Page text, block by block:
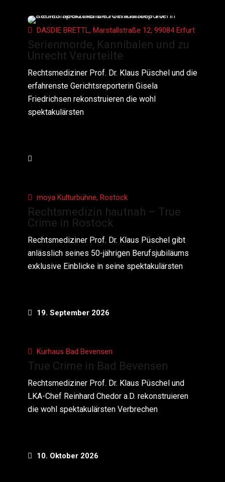
DASDIE BRETTL, Marstallstraße 12, 99084 Erfurt
Serienmorde, Kannibalen und zu
Unrecht Verurteilte
Rechtsmediziner Prof. Dr. Klaus Püschel und die
erfahrenste Gerichtsreporterin Gisela
Friedrichsen rekonstruieren die wohl
spektakulärsten
moya Kulturbühne, Rostock
Rechtsmedizin hautnah – True
Crime in Rostock
Rechtsmediziner Prof. Dr. Klaus Püschel gibt
anlässlich seines 50-jährigen Berufsjubiläums
exklusive Einblicke in seine spektakulärsten
19. September 2026
Kurhaus Bad Bevensen
True Crime in Bad Bevensen
Rechtsmediziner Prof. Dr. Klaus Püschel und
LKA-Chef Reinhard Chedor a.D. rekonstruieren
die wohl spektakulärsten Verbrechen
10. Oktober 2026